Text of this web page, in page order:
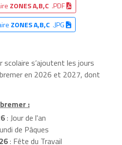
ZONES A,B,C .PDF
ZONES A,B,C.JPG
scolaire s’ajoutent les jours
en 2026 et 2027, dont
:
: Jour de l'an
de Pâques
: Fête du Travail